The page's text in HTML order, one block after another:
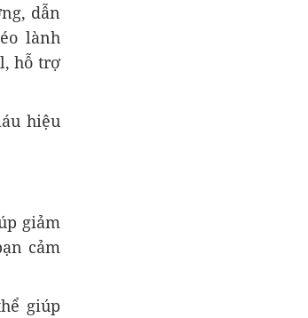
dẫn
lành
hỗ trợ
hiệu
giảm
cảm
giúp